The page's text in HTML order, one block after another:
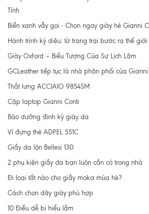
Tính
Biển xanh vẫy gọi - Chọn ngay giày hè Gianni
Hành trình kỳ diệu: từ trang trại bước ra thế giới
Giày Oxford – Biểu Tượng Của Sự Lịch Lãm
GCLeather tiếp tục là nhà phân phối của Gianni
Thắt lưng ACCIAIO 9854SM
Cặp laptop Gianni Conti
Bảo dưỡng định kỳ giày da
Ví đựng thẻ ADPEL 551C
Giầy da lộn Bellesi 130
2 phụ kiện giầy da bạn luôn cần có trong nhà
Đi loại tất nào cho giầy moka mùa hè?
Cách chọn dây giày phù hợp
10 Điều dễ bị hiểu lầm